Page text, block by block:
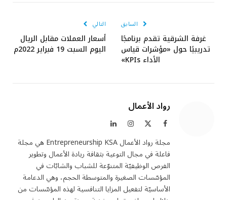
السابق
غرفة الشرقية تقدم برنامجًا
تدريبيًا حول «مؤشرات قياس
الأداء KPIs»
التالي
أسعار العملات مقابل الريال
اليوم السبت 19 فبراير 2022م
رواد الأعمال
فيسبوك الانستغراملينكدإن
مجلة رواد الأعمال Entrepreneurship KSA هي مجلة
فاعلة في مجال التوعية بثقافة ريادة الأعمال وتطوير
الفرص الوظيفيّة المتنوّعة للشباب والشابّات في
المؤسّسات الصغيرة والمتوسطة الحجم، وهي الدعامة
الأساسيّة لتفعيل المزايا التنافسية لهذه المؤسّسات من